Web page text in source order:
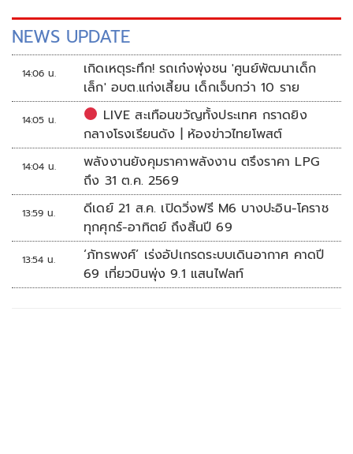
เสริมธุรกิจครบวงจร
NEWS UPDATE
14:06 น.
เกิดเหตุระทึก! รถเก๋งพุ่งชน 'ศูนย์พัฒนาเด็ก
เล็ก' อบต.แก่งเสี้ยน เด็กเจ็บกว่า 10 ราย
14:05 น.
LIVE สะเทือนขวัญทั้งประเทศ กราดยิง
กลางโรงเรียนดัง | ห้องข่าวไทยโพสต์
14:04 น.
พลังงานยังคุมราคาพลังงาน ตรึงราคา LPG
ถึง 31 ต.ค. 2569
13:59 น.
ดีเดย์ 21 ส.ค. เปิดวิ่งฟรี M6 บางปะอิน-โคราช
ทุกศุกร์-อาทิตย์ ถึงสิ้นปี 69
13:54 น.
‘ภัทรพงศ์’ เร่งอัปเกรดระบบเดินอากาศ คาดปี
69 เที่ยวบินพุ่ง 9.1 แสนไฟลท์